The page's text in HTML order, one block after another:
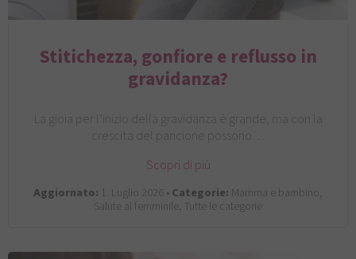
Stitichezza, gonfiore e reflusso in
gravidanza?
La gioia per l’inizio della gravidanza è grande, ma con la
crescita del pancione possono…
Scopri di più
Aggiornato: 1. Luglio 2026 •Categorie: Mamma e bambino,
Salute al femminile, Tutte le categorie